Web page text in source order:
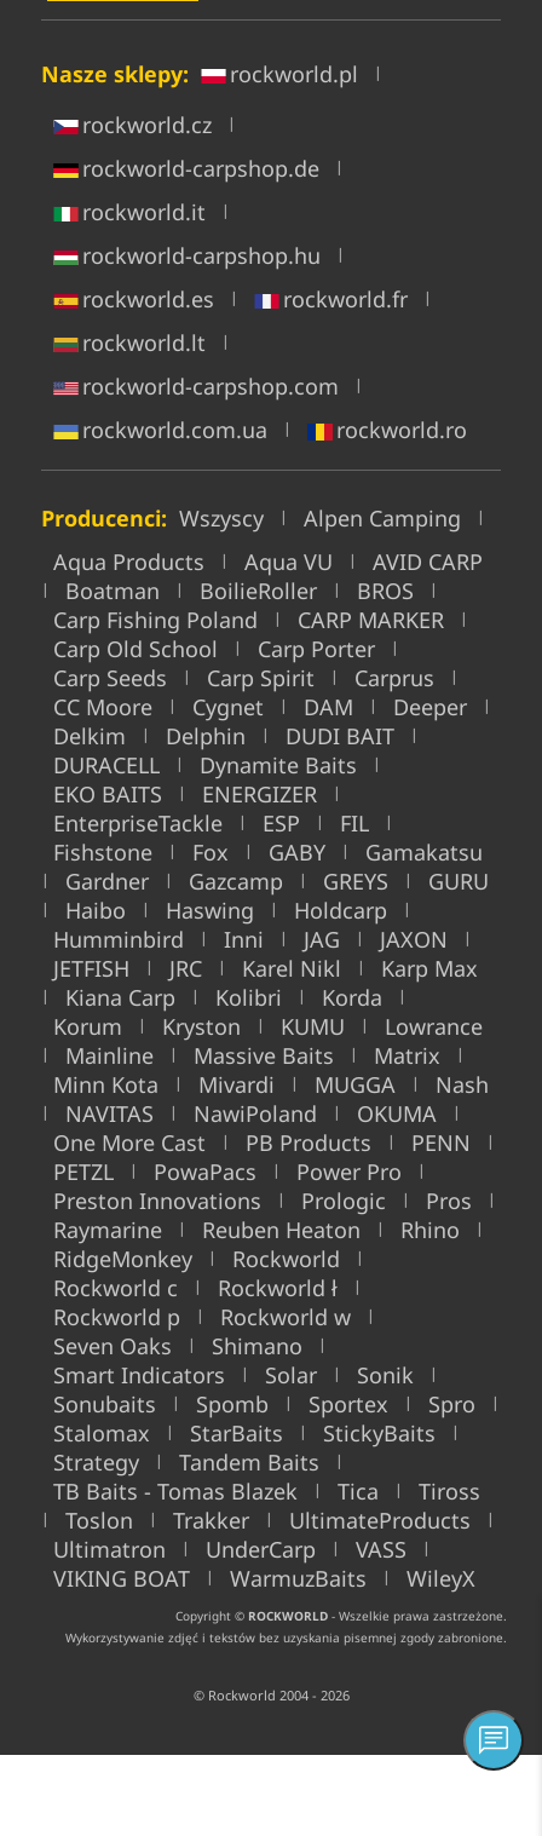
Nasze sklepy: rockworld.pl |
rockworld.cz |
rockworld-carpshop.de |
rockworld.it |
rockworld-carpshop.hu |
rockworld.es | rockworld.fr |
rockworld.lt |
rockworld-carpshop.com |
rockworld.com.ua | rockworld.ro
Producenci: Wszyscy | Alpen Camping |
Aqua Products | Aqua VU | AVID CARP
| Boatman | BoilieRoller | BROS |
Carp Fishing Poland | CARP MARKER |
Carp Old School | Carp Porter |
Carp Seeds | Carp Spirit | Carprus |
CC Moore | Cygnet | DAM | Deeper |
Delkim | Delphin | DUDI BAIT |
DURACELL | Dynamite Baits |
EKO BAITS | ENERGIZER |
EnterpriseTackle | ESP | FIL |
Fishstone | Fox | GABY | Gamakatsu
| Gardner | Gazcamp | GREYS | GURU
| Haibo | Haswing | Holdcarp |
Humminbird | Inni | JAG | JAXON |
JETFISH | JRC | Karel Nikl | Karp Max
| Kiana Carp | Kolibri | Korda |
Korum | Kryston | KUMU | Lowrance
| Mainline | Massive Baits | Matrix |
Minn Kota | Mivardi | MUGGA | Nash
| NAVITAS | NawiPoland | OKUMA |
One More Cast | PB Products | PENN |
PETZL | PowaPacs | Power Pro |
Preston Innovations | Prologic | Pros |
Raymarine | Reuben Heaton | Rhino |
RidgeMonkey | Rockworld |
Rockworld c | Rockworld ł |
Rockworld p | Rockworld w |
Seven Oaks | Shimano |
Smart Indicators | Solar | Sonik |
Sonubaits | Spomb | Sportex | Spro |
Stalomax | StarBaits | StickyBaits |
Strategy | Tandem Baits |
TB Baits - Tomas Blazek | Tica | Tiross
| Toslon | Trakker | UltimateProducts |
Ultimatron | UnderCarp | VASS |
VIKING BOAT | WarmuzBaits | WileyX
Copyright © ROCKWORLD - Wszelkie prawa zastrzeżone.
Wykorzystywanie zdjęć i tekstów bez uzyskania pisemnej zgody zabronione.
© Rockworld 2004 - 2026